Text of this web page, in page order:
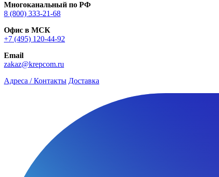
Многоканальный по РФ
8 (800) 333‑21-68
Офис в МСК
+7 (495) 120-44-92
Email
zakaz@krepcom.ru
Адреса / Контакты Доставка